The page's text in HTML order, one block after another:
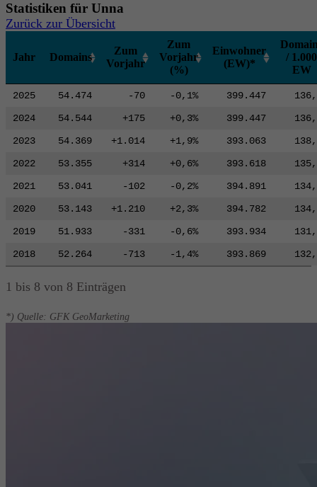
Statistiken für Unna
Zurück zur Übersicht
Jahr Domains
Zum
Vorjahr
Zum
Vorjahr
(%)
Einwohner
(EW)*
/ 1.000
EW
2025 54.474 -70 -0,1% 399.447
2024
54.544 +175 +0,3% 399.447
2023
54.369 +1.014 +1,9% 393.063
2022
53.355 +314 +0,6% 393.618
2021
53.041 -102 -0,2% 394.891
2020
53.143 +1.210 +2,3% 394.782
2019
51.933 -331 -0,6% 393.934
2018
52.264 -713 -1,4% 393.869
1 bis 8 von 8 Einträgen
*) Quelle: GFK GeoMarketing